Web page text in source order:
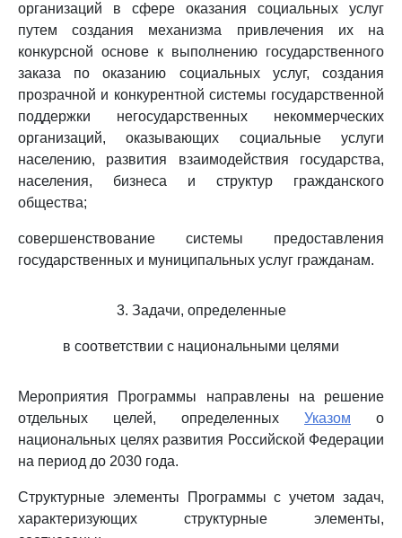
организаций в сфере оказания социальных услуг
путем создания механизма привлечения их на
конкурсной основе к выполнению государственного
заказа по оказанию социальных услуг, создания
прозрачной и конкурентной системы государственной
поддержки негосударственных некоммерческих
организаций, оказывающих социальные услуги
населению, развития взаимодействия государства,
населения, бизнеса и структур гражданского
общества;
совершенствование системы предоставления
государственных и муниципальных услуг гражданам.
3. Задачи, определенные
в соответствии с национальными целями
Мероприятия Программы направлены на решение
отдельных целей, определенных Указом о
национальных целях развития Российской Федерации
на период до 2030 года.
Структурные элементы Программы с учетом задач,
характеризующих структурные элементы,